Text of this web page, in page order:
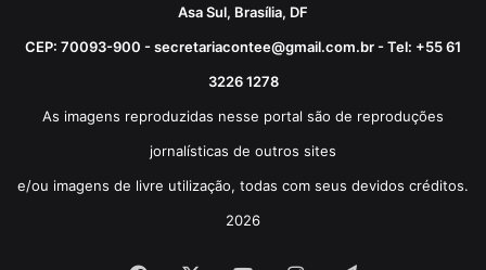
Asa Sul, Brasília, DF
CEP: 70093-900 - secretariacontee@gmail.com.br - Tel: +55 61
3226 1278
As imagens reproduzidas nesse portal são de reproduções
jornalísticas de outros sites
e/ou imagens de livre utilização, todas com seus devidos créditos.
2026